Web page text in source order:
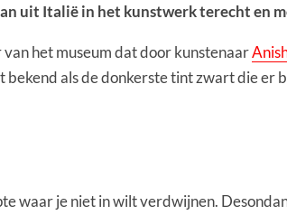
uit Italië in het kunstwerk terecht en
het museum dat door kunstenaar
bekend als de donkerste tint zwart die
waar je niet in wilt verdwijnen.